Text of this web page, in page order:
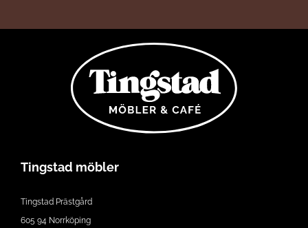
Tingstad möbler
Tingstad Prästgård
605 94 Norrköping